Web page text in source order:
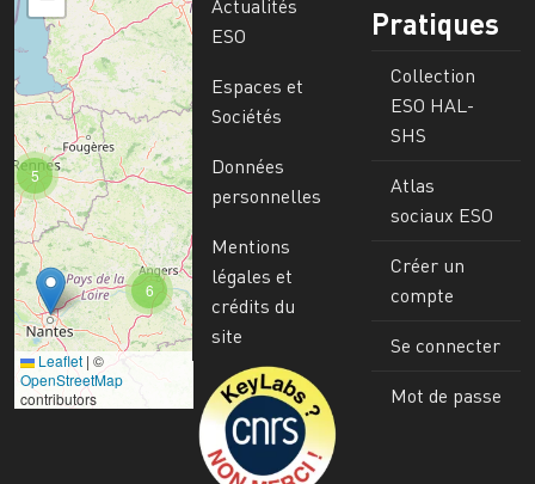
6
5
Leaflet | ©
OpenStreetMap
contributors
Actualités
ESO
Espaces et
Sociétés
Données
personnelles
Mentions
légales et
crédits du
site
Image
Pratiques
Collection
ESO HAL-
SHS
Atlas
sociaux ESO
Créer un
compte
Se connecter
Mot de passe